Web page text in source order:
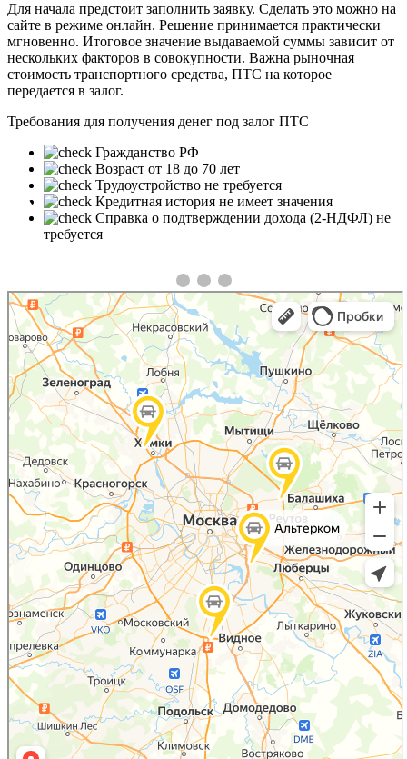
Для начала предстоит заполнить заявку. Сделать это можно на
сайте в режиме онлайн. Решение принимается практически
мгновенно. Итоговое значение выдаваемой суммы зависит от
нескольких факторов в совокупности. Важна рыночная
стоимость транспортного средства, ПТС на которое
передается в залог.
Требования для получения денег под залог ПТС
Гражданство РФ
Возраст от 18 до 70 лет
Трудоустройство не требуется
Кредитная история не имеет значения
Справка о подтверждении дохода (2-НДФЛ) не
требуется
❮